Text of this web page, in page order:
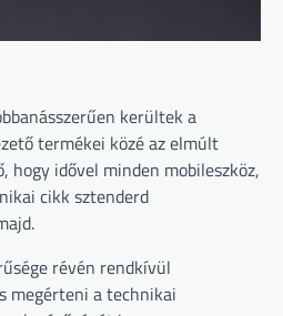
kerültek a
termékei közé az elmúlt
hogy idővel minden mobileszköz,
cikk sztenderd
révén rendkívül
megérteni a technikai